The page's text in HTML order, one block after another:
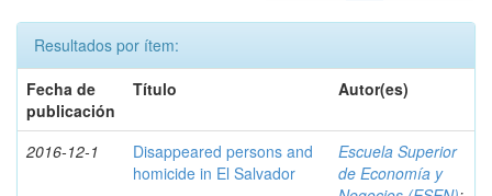
Resultados por ítem:
Fecha de
publicación
Título Autor(es)
2016-12-1
Disappeared persons and
homicide in El Salvador
Escuela Superior
de Economía y